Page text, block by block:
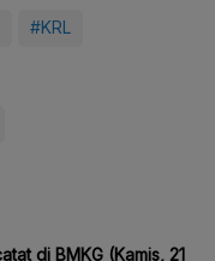
#KRL